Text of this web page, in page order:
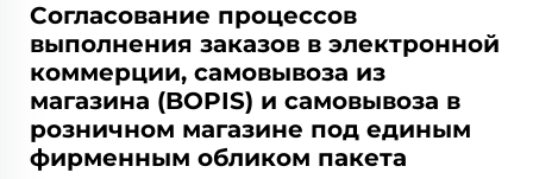
Согласование процессов
выполнения заказов в электронной
коммерции, самовывоза из
магазина (BOPIS) и самовывоза в
розничном магазине под единым
фирменным обликом пакета